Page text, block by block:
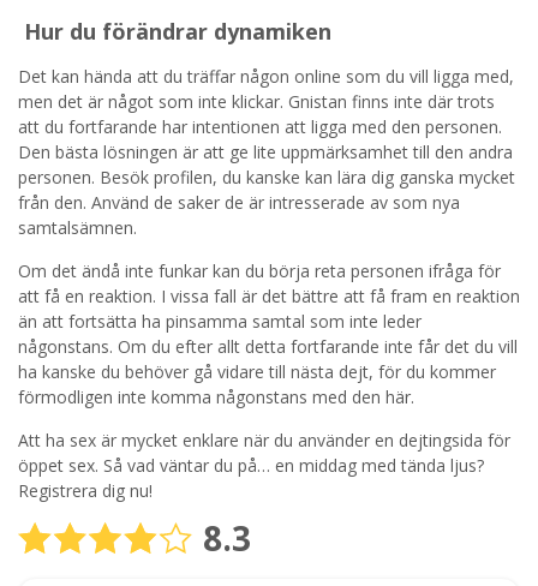
Hur du förändrar dynamiken
Det kan hända att du träffar någon online som du vill ligga med,
men det är något som inte klickar. Gnistan finns inte där trots
att du fortfarande har intentionen att ligga med den personen.
Den bästa lösningen är att ge lite uppmärksamhet till den andra
personen. Besök profilen, du kanske kan lära dig ganska mycket
från den. Använd de saker de är intresserade av som nya
samtalsämnen.
Om det ändå inte funkar kan du börja reta personen ifråga för
att få en reaktion. I vissa fall är det bättre att få fram en reaktion
än att fortsätta ha pinsamma samtal som inte leder
någonstans. Om du efter allt detta fortfarande inte får det du vill
ha kanske du behöver gå vidare till nästa dejt, för du kommer
förmodligen inte komma någonstans med den här.
Att ha sex är mycket enklare när du använder en dejtingsida för
öppet sex. Så vad väntar du på… en middag med tända ljus?
Registrera dig nu!
8.3